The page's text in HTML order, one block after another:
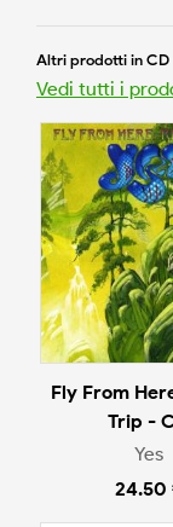
Altri prodotti in CD
Vedi tutti i
Fly From
Trip -
Yes
24.50